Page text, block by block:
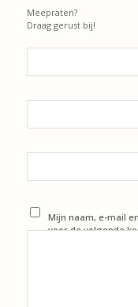
Meepraten?
Draag gerust bij!
Mijn naam, e-mail
voor de volgende